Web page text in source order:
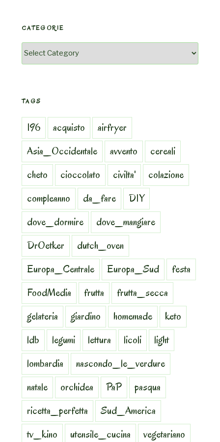
CATEGORIE
Categorie
TAGS
196 acquisto
airfryer
Asia_Occidentale
avvento
cereali
cheto
cioccolato civilta'
colazione
compleanno
da_fare
DIY
dove_dormire
dove_mangiare
DrOetker
dutch_oven
Europa_Centrale
Europa_Sud
festa
FoodMedia
frutta
frutta_secca
gelateria
giardino homemade
keto
ldb
legumi lettura licoli
light
lombardia
nascondo_le_verdure
natale
orchidea PaP
pasqua
ricetta_perfetta
Sud_America
tv_kino
utensile_cucina
vegetariano